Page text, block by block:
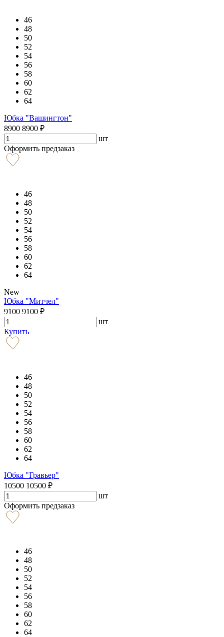
46
48
50
52
54
56
58
60
62
64
Юбка "Вашингтон"
8900 8900 ₽
шт
Оформить предзаказ
46
48
50
52
54
56
58
60
62
64
New
Юбка "Митчел"
9100 9100 ₽
шт
Купить
46
48
50
52
54
56
58
60
62
64
Юбка "Гравьер"
10500 10500 ₽
шт
Оформить предзаказ
46
48
50
52
54
56
58
60
62
64